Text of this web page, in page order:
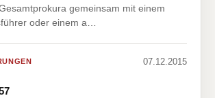
gemeinsam mit einem
oder einem a…
07.12.2015